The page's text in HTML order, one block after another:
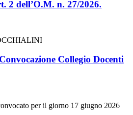
2 dell’O.M. n. 27/2026.
Collegio Docenti
per il giorno 17 giugno 2026